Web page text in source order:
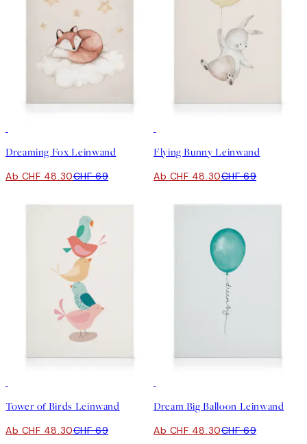
Dreaming Fox Leinwand
Ab CHF 48.30CHF 69
Flying Bunny Leinwand
Ab CHF 48.30CHF 69
Tower of Birds Leinwand
Ab CHF 48.30CHF 69
Dream Big Balloon Leinwand
Ab CHF 48.30CHF 69